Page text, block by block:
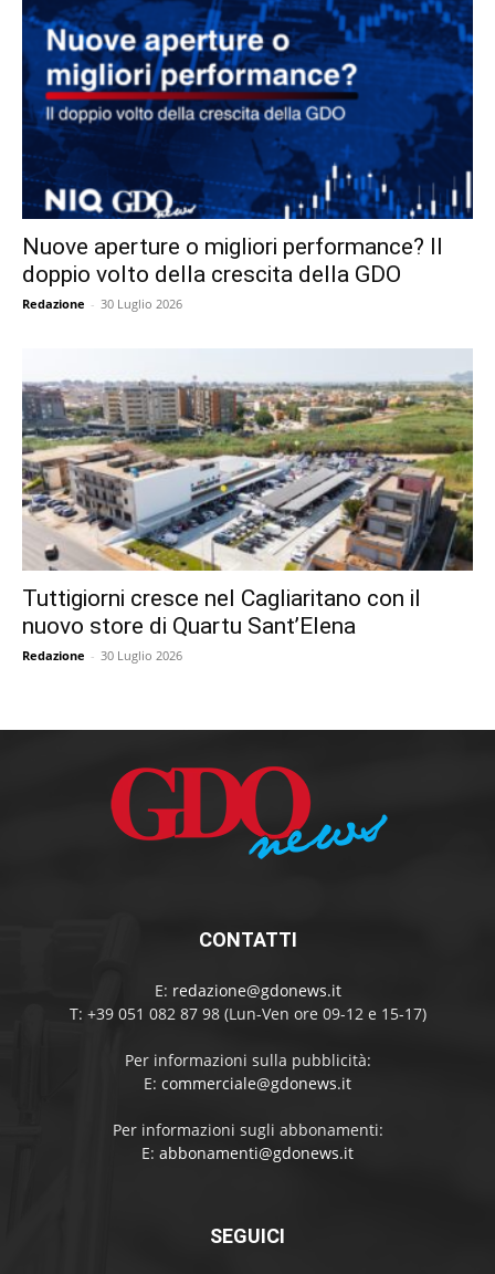
Nuove aperture o migliori performance? Il
doppio volto della crescita della GDO
Redazione - 30 Luglio 2026
Tuttigiorni cresce nel Cagliaritano con il
nuovo store di Quartu Sant’Elena
Redazione - 30 Luglio 2026
CONTATTI
E: redazione@gdonews.it
T: +39 051 082 87 98 (Lun-Ven ore 09-12 e 15-17)
Per informazioni sulla pubblicità:
E: commerciale@gdonews.it
Per informazioni sugli abbonamenti:
E: abbonamenti@gdonews.it
SEGUICI